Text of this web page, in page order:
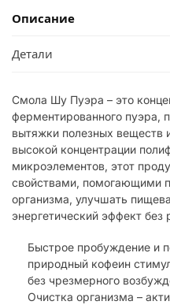
Описание
Детали
Смола Шу Пуэра – это
ферментированного пуэра,
вытяжки полезных веществ
высокой концентрации
микроэлементов, этот
свойствами, помогающими
организма, улучшать
энергетический эффект без
Быстрое пробуждение и
природный кофеин
без чрезмерного
Очистка организма –